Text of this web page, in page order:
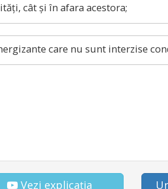
cât și în afara acestora;
care nu sunt interzise
Vezi explicația